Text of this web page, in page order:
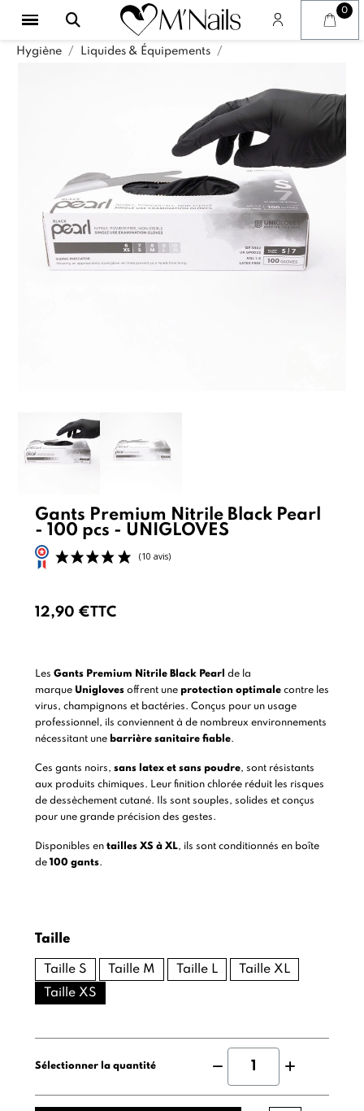
Hygiène Liquides & Équipements
Gants Premium Nitrile Black Pearl
- 100 pcs - UNIGLOVES
12,90 €TTC
Les Gants Premium Nitrile Black Pearl de la
marque Uniglovesoffrent une protection optimalecontre les
virus, champignons et bactéries. Conçus pour un usage
professionnel, ils conviennent à de nombreux environnements
nécessitant une barrière sanitaire fiable.
Ces gants noirs, sans latex et sans poudre, sont résistants
aux produits chimiques. Leur finition chlorée réduit les risques
de dessèchement cutané. Ils sont souples, solides et conçus
pour une grande précision des gestes.
Disponibles en tailles XS à XL, ils sont conditionnés en boîte
de 100 gants.
Taille
Taille S Taille M Taille L
Taille XL
Taille XS
Sélectionner la quantité